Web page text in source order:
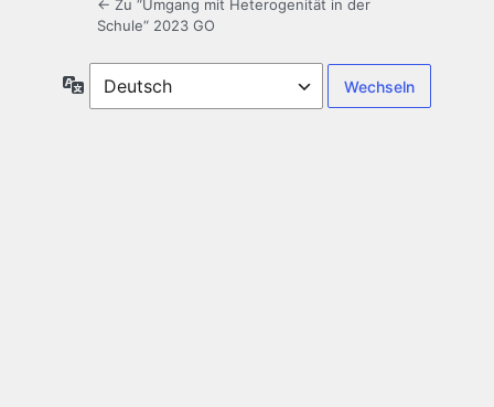
← Zu “Umgang mit Heterogenität in der
Schule“ 2023 GO
Sprache